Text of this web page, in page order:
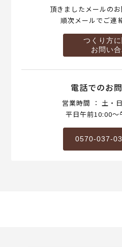
頂きましたメールのお
順次メールでご連
つくり方
お問い
電話でのお
営業時間 ： 土・
平日午前10:00～
0570-037-